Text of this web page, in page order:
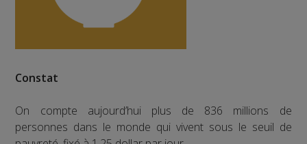
Constat
On compte aujourd’hui plus de 836 millions de
personnes dans le monde qui vivent sous le seuil de